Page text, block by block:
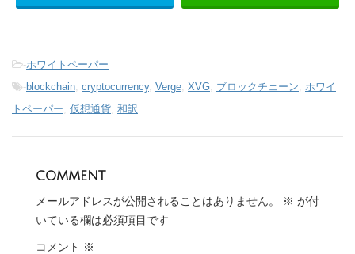
-ホワイトペーパー
-blockchain cryptocurrency, Verge XVG ブロックチェーン
ホワイ
トペーパー 仮想通貨 和訳
comment
メールアドレスが公開されることはありません。 ※ が付
いている欄は必須項目です
コメント ※